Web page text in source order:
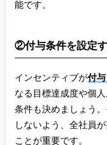
能です。
②付与条件を設定
インセンティブが付
なる目標達成度や個
条件も決めましょう
しないよう、全社員
ことが重要です。